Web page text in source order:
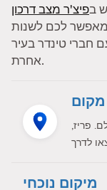
בפיצ'ר מצב דרכון
מאפשר לכם לשנות
חברי טינדר בעיר
אחרת.
מקום
פריז,
מיקום נוכחי